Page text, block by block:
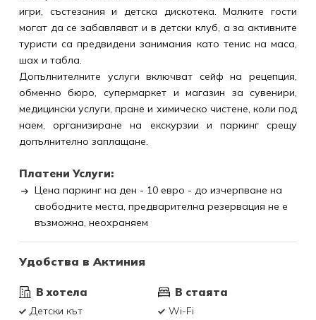
игри, състезания и детска дискотека. Малките гости
могат да се забавляват и в детски клуб, а за активните
туристи са предвидени занимания като тенис на маса,
шах и табла.
Допълнителните услуги включват сейф на рецепция,
обменно бюро, супермаркет и магазин за сувенири,
медицински услуги, пране и химическо чистене, коли под
наем, организиране на екскурзии и паркинг срещу
допълнително заплащане.
Платени Услуги:
Цена паркинг на ден - 10 евро - до изчерпване на
свободните места, предварителна резервация не е
възможна, неохраняем
Удобства в Актиния
В хотела
Детски кът
В стаята
Wi-Fi